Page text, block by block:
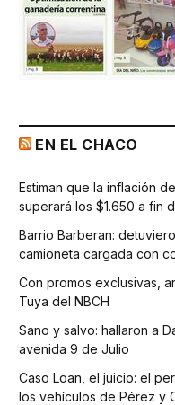
EN EL CHACO
Estiman que la inflación
superará los $1.650 a fin
Barrio Barberan:
camioneta cargada con
Con promos exclusivas,
Tuya del NBCH
Sano y salvo: hallaron a
avenida 9 de Julio
Caso Loan, el juicio: el
los vehículos de Pérez y